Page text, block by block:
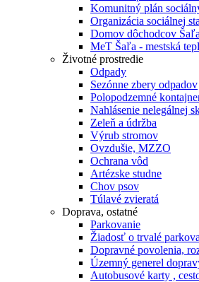
Komunitný plán
Organizácia sociálnej
Domov dôchodcov Šaľa
MeT Šaľa - mestská
Životné prostredie
Odpady
Sezónne zbery odpadov
Polopodzemné
Nahlásenie nelegálnej
Zeleň a údržba
Výrub stromov
Ovzdušie, MZZO
Ochrana vôd
Artézske studne
Chov psov
Túlavé zvieratá
Doprava, ostatné
Parkovanie
Žiadosť o trvalé
Dopravné povolenia,
Územný generel
Autobusové karty ,